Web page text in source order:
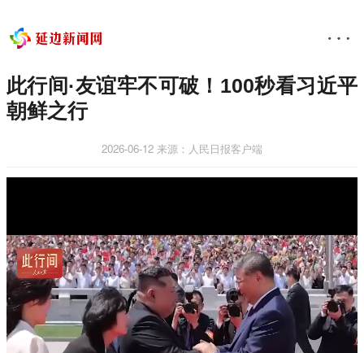
此行间·友谊牢不可破！100秒看习近平
朝鲜之行
2026-06-12 来源：人民日报客户端